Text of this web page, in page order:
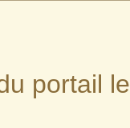
portail